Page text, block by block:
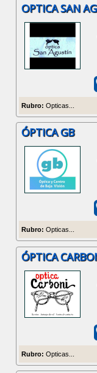
OPTICA SAN
Rubro: Opticas...
ÓPTICA GB
Rubro: Opticas...
ÓPTICA
Rubro: Opticas...